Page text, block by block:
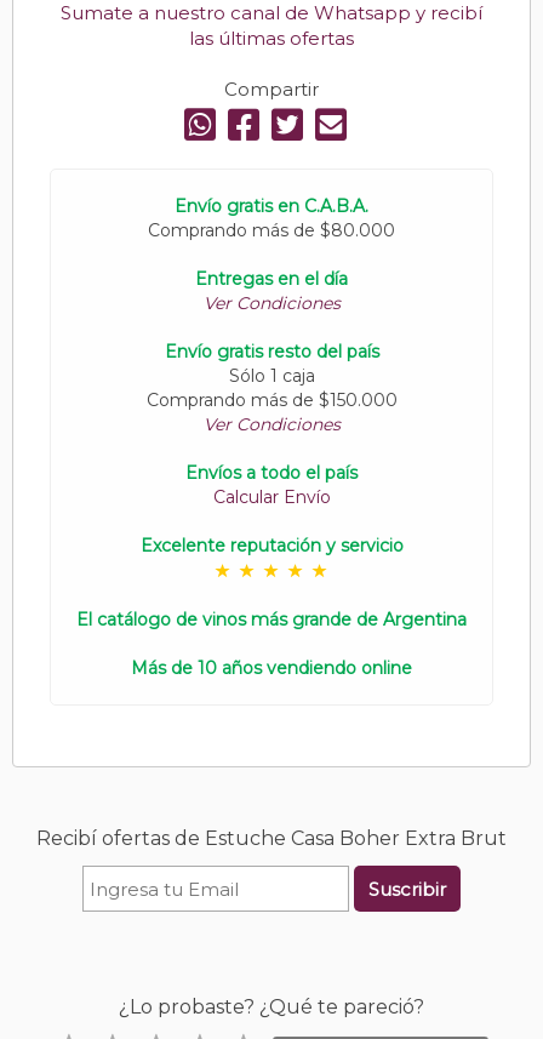
Sumate a nuestro canal de Whatsapp y recibí
las últimas ofertas
Compartir
Envío gratis en C.A.B.A.
Comprando más de $80.000
Entregas en el día
Ver Condiciones
Envío gratis resto del país
Sólo 1 caja
Comprando más de $150.000
Ver Condiciones
Envíos a todo el país
Calcular Envío
Excelente reputación y servicio
El catálogo de vinos más grande de Argentina
Más de 10 años vendiendo online
Recibí ofertas de Estuche Casa Boher Extra Brut
Suscribir
¿Lo probaste? ¿Qué te pareció?